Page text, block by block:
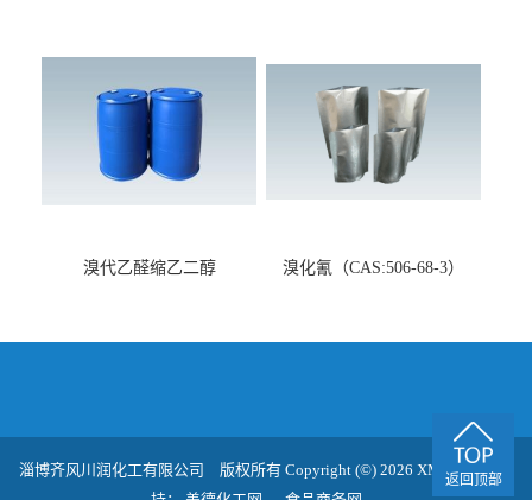
溴代乙醛缩乙二醇
溴化氰（CAS:506-68-3）
淄博齐风川润化工有限公司 版权所有 Copyright (©) 2026 XML
技术支
返回顶部